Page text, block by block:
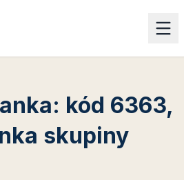
kód 6363,
skupiny